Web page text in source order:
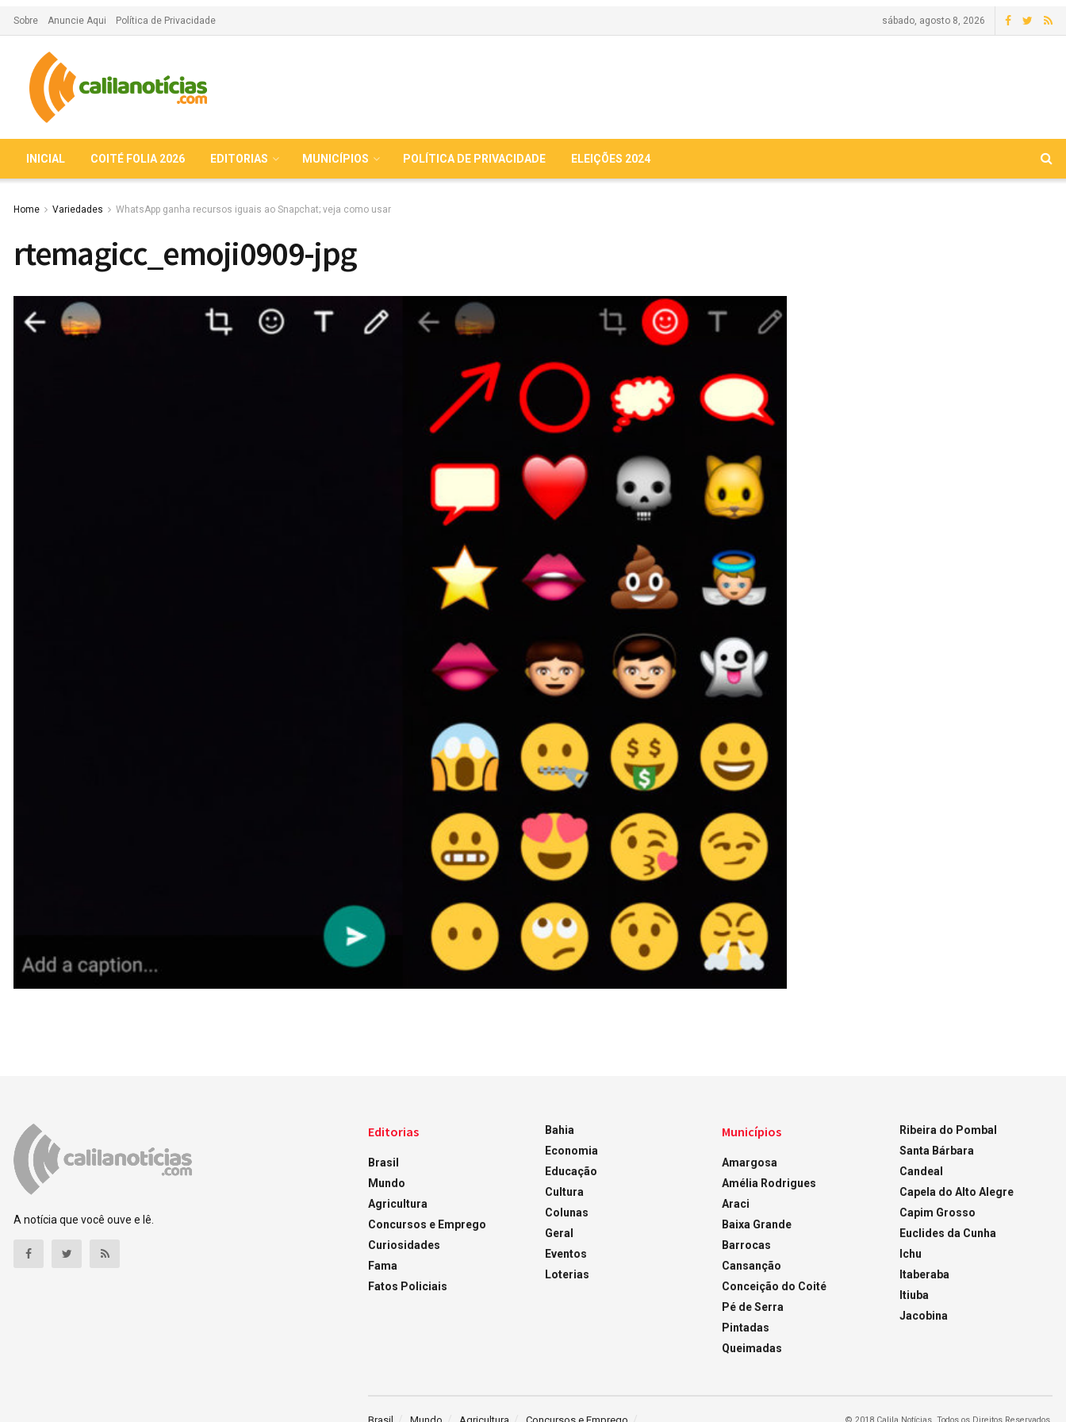
Sobre Anuncie Aqui Política de Privacidade sábado, agosto 8, 2026
INICIAL COITÉ FOLIA 2026 EDITORIAS MUNICÍPIOS POLÍTICA DE PRIVACIDADE ELEIÇÕES 2024
Home Variedades WhatsApp ganha recursos iguais ao Snapchat; veja como usar
rtemagicc_emoji0909-jpg
A notícia que você ouve e lê.
Editorias
Brasil
Mundo
Agricultura
Concursos e Emprego
Curiosidades
Fama
Fatos Policiais
Bahia
Economia
Educação
Cultura
Colunas
Geral
Eventos
Loterias
Municípios
Amargosa
Amélia Rodrigues
Araci
Baixa Grande
Barrocas
Cansanção
Conceição do Coité
Pé de Serra
Pintadas
Queimadas
Ribeira do Pombal
Santa Bárbara
Candeal
Capela do Alto Alegre
Capim Grosso
Euclides da Cunha
Ichu
Itaberaba
Itiuba
Jacobina
© 2018 Calila Notícias. Todos os Direitos Reservados.